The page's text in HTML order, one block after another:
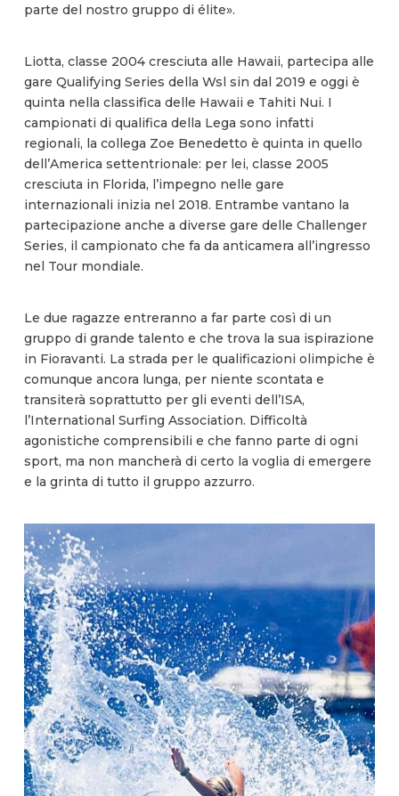
parte del nostro gruppo di élite».
Liotta, classe 2004 cresciuta alle Hawaii, partecipa alle
gare Qualifying Series della Wsl sin dal 2019 e oggi è
quinta nella classifica delle Hawaii e Tahiti Nui. I
campionati di qualifica della Lega sono infatti
regionali, la collega Zoe Benedetto è quinta in quello
dell’America settentrionale: per lei, classe 2005
cresciuta in Florida, l’impegno nelle gare
internazionali inizia nel 2018. Entrambe vantano la
partecipazione anche a diverse gare delle Challenger
Series, il campionato che fa da anticamera all’ingresso
nel Tour mondiale.
Le due ragazze entreranno a far parte così di un
gruppo di grande talento e che trova la sua ispirazione
in Fioravanti. La strada per le qualificazioni olimpiche è
comunque ancora lunga, per niente scontata e
transiterà soprattutto per gli eventi dell’ISA,
l’International Surfing Association. Difficoltà
agonistiche comprensibili e che fanno parte di ogni
sport, ma non mancherà di certo la voglia di emergere
e la grinta di tutto il gruppo azzurro.